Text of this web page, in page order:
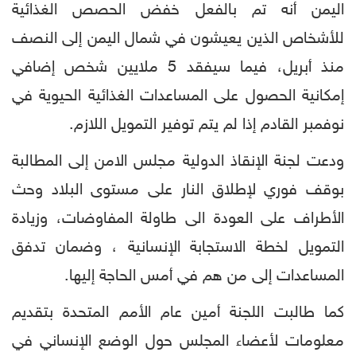
اليمن أنه تم بالفعل خفض الحصص الغذائية
للأشخاص الذين يعيشون في شمال اليمن إلى النصف
منذ أبريل، فيما سيفقد 5 ملايين شخص إضافي
إمكانية الحصول على المساعدات الغذائية الحيوية في
نوفمبر القادم إذا لم يتم توفير التمويل اللازم.
ودعت لجنة الإنقاذ الدولية مجلس الامن إلى المطالبة
بوقف فوري لإطلاق النار على مستوى البلاد وحث
الأطراف على العودة الى طاولة المفاوضات، وزيادة
التمويل لخطة الاستجابة الإنسانية ، وضمان تدفق
المساعدات إلى من هم في أمس الحاجة إليها.
كما طالبت اللجنة أمين عام الأمم المتحدة بتقديم
معلومات لأعضاء المجلس حول الوضع الإنساني في